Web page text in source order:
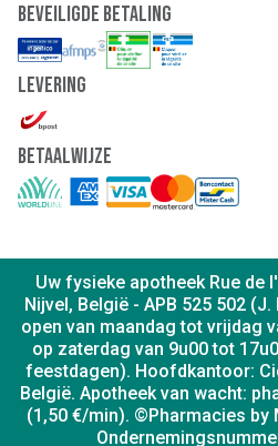
Beveiligde Betaling
Levering
Betaalwijze
Uw fysieke apotheek Rue de
Nijvel, België - APB 525 502
open van maandag tot vrijdag
op zaterdag van 9u00 tot
feestdagen). Hoofdkantoor:
België. Apotheek van wacht:
(1,50 €/min). ©Pharmacies by